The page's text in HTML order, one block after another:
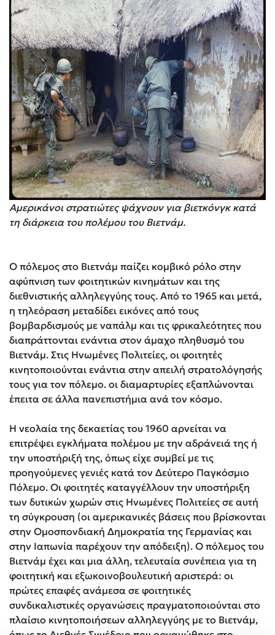
Αμερικάνοι στρατιώτες ψάχνουν για βιετκόνγκ κατά
τη διάρκεια του πολέμου του Βιετνάμ.
Ο πόλεμος στο Βιετνάμ παίζει κομβικό ρόλο στην
αφύπνιση των φοιτητικών κινημάτων και της
διεθνιστικής αλληλεγγύης τους. Από το 1965 και μετά,
η τηλεόραση μεταδίδει εικόνες από τους
βομβαρδισμούς με ναπάλμ και τις φρικαλεότητες που
διαπράττονται ενάντια στον άμαχο πληθυσμό του
Βιετνάμ. Στις Ηνωμένες Πολιτείες, οι φοιτητές
κινητοποιούνται ενάντια στην απειλή στρατολόγησής
τους για τον πόλεμο. οι διαμαρτυρίες εξαπλώνονται
έπειτα σε άλλα πανεπιστήμια ανά τον κόσμο.
Η νεολαία της δεκαετίας του 1960 αρνείται να
επιτρέψει εγκλήματα πολέμου με την αδράνειά της ή
την υποστήριξή της, όπως είχε συμβεί με τις
προηγούμενες γενιές κατά τον Δεύτερο Παγκόσμιο
Πόλεμο. Οι φοιτητές καταγγέλλουν την υποστήριξη
των δυτικών χωρών στις Ηνωμένες Πολιτείες σε αυτή
τη σύγκρουση (οι αμερικανικές βάσεις που βρίσκονται
στην Ομοσπονδιακή Δημοκρατία της Γερμανίας και
στην Ιαπωνία παρέχουν την απόδειξη). Ο πόλεμος του
Βιετνάμ έχει και μια άλλη, τελευταία συνέπεια για τη
φοιτητική και εξωκοινοβουλευτική αριστερά: οι
πρώτες επαφές ανάμεσα σε φοιτητικές
συνδικαλιστικές οργανώσεις πραγματοποιούνται στο
πλαίσιο κινητοποιήσεων αλληλεγγύης με το Βιετνάμ,